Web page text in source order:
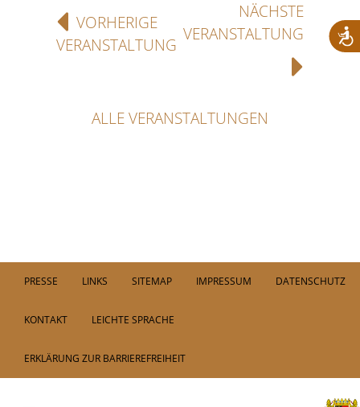
VORHERIGE
VERANSTALTUNG
NÄCHSTE
VERANSTALTUNG
ALLE VERANSTALTUNGEN
PRESSE LINKS SITEMAP IMPRESSUM DATENSCHUTZ
KONTAKT LEICHTE SPRACHE
ERKLÄRUNG ZUR BARRIEREFREIHEIT